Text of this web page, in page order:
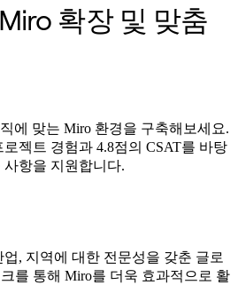
확장 및 맞춤
에 맞는 Miro 환경을 구축해보세요.
젝트 경험과 4.8점의 CSAT를 바탕
항을 지원합니다.
, 지역에 대한 전문성을 갖춘 글로
를 통해 Miro를 더욱 효과적으로 활